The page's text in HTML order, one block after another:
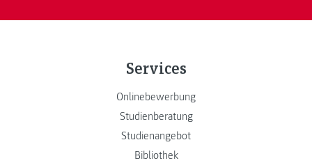
Services
Onlinebewerbung
Studienberatung
Studienangebot
Bibliothek